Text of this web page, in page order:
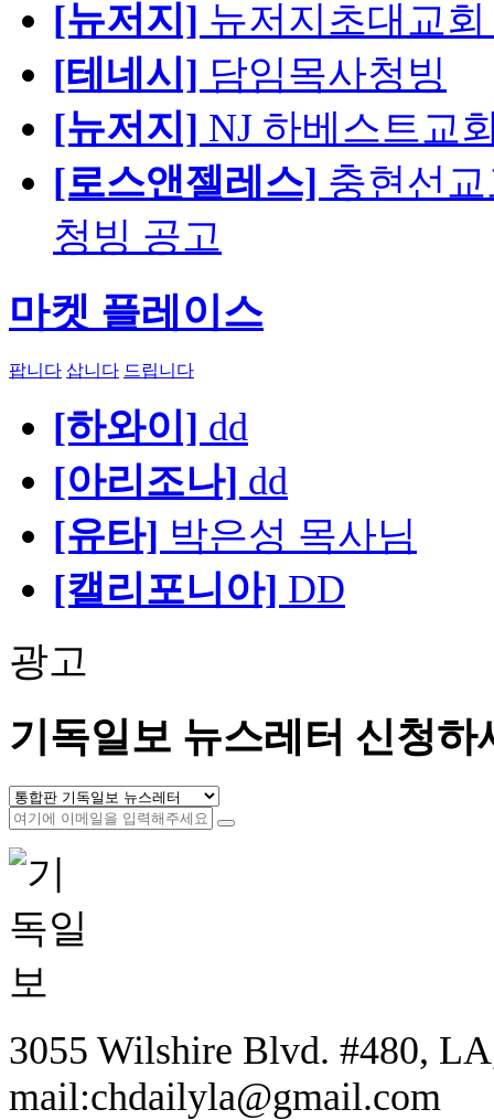
[뉴저지] 뉴저지초대교
[테네시] 담임목사청빙
[뉴저지] NJ 하베스트교
[로스앤젤레스] 충현선
청빙 공고
마켓 플레이스
팝니다 삽니다 드립니다
[하와이] dd
[아리조나] dd
[유타] 박은성 목사님
[캘리포니아] DD
광고
기독일보 뉴스레터 신청하
3055 Wilshire Blvd. #480,
mail:chdailyla@gmail.com